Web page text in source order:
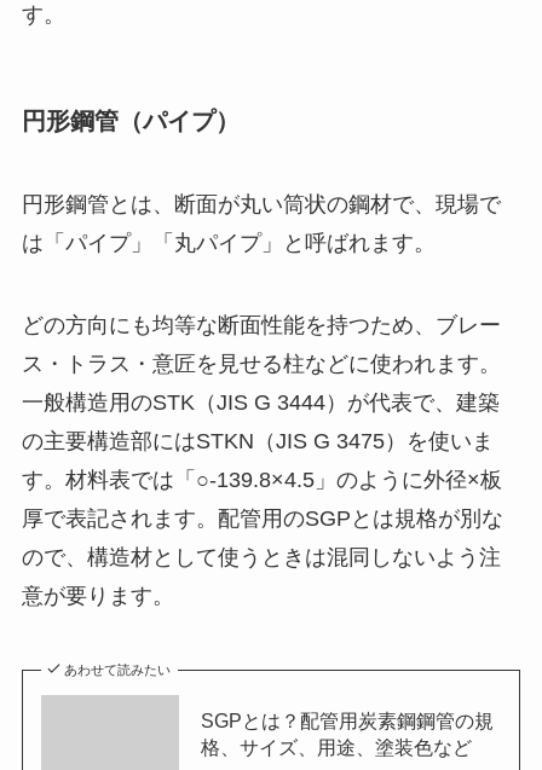
す。
円形鋼管（パイプ）
円形鋼管とは、断面が丸い筒状の鋼材で、現場で
は「パイプ」「丸パイプ」と呼ばれます。
どの方向にも均等な断面性能を持つため、ブレー
ス・トラス・意匠を見せる柱などに使われます。
一般構造用のSTK（JIS G 3444）が代表で、建築
の主要構造部にはSTKN（JIS G 3475）を使いま
す。材料表では「○-139.8×4.5」のように外径×板
厚で表記されます。配管用のSGPとは規格が別な
ので、構造材として使うときは混同しないよう注
意が要ります。
あわせて読みたい
SGPとは？配管用炭素鋼鋼管の規
格、サイズ、用途、塗装色など